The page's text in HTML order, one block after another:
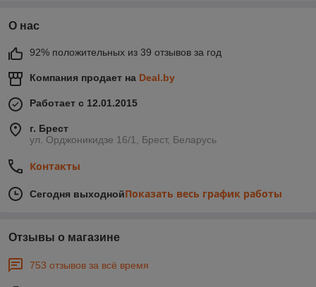
О нас
92% положительных из 39 отзывов за год
Компания продает на Deal.by
Работает с 12.01.2015
г. Брест
ул. Орджоникидзе 16/1, Брест, Беларусь
Контакты
Сегодня выходнойПоказать весь график работы
Отзывы о магазине
753 отзывов за всё время